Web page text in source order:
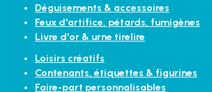
Déguisements & accessoires
Feux d'artifice, pétards, fumigènes
Livre d'or & urne tirelire
Loisirs créatifs
Contenants, étiquettes & figurines
Faire-part personnalisables